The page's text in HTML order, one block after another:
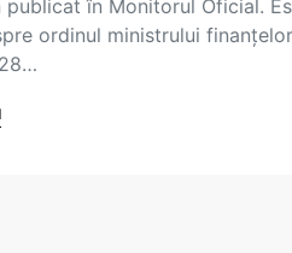
publicat în Monitorul Oficial.
ordinul ministrului